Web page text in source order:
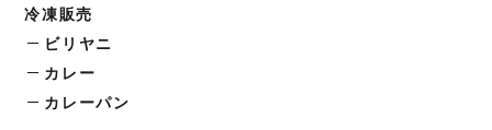
冷凍販売
ビリヤニ
カレー
カレーパン
ン
は
商
品